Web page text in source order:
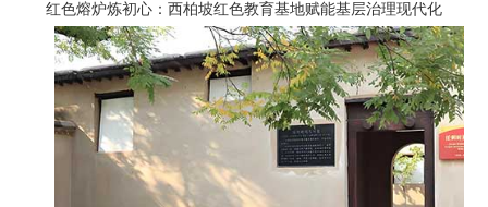
红色熔炉炼初心：西柏坡红色教育基地赋能基层治理现代化